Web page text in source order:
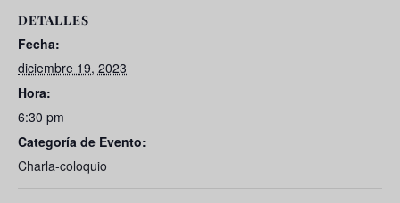
DETALLES
Fecha:
diciembre 19, 2023
Hora:
6:30 pm
Categoría de Evento:
Charla-coloquio